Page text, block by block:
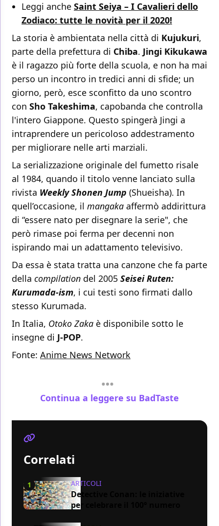
Leggi anche Saint Seiya – I Cavalieri dello
Zodiaco: tutte le novità per il 2020!
La storia è ambientata nella città di Kujukuri,
parte della prefettura di Chiba. Jingi Kikukawa
è il ragazzo più forte della scuola, e non ha mai
perso un incontro in tredici anni di sfide; un
giorno, però, esce sconfitto da uno scontro
con Sho Takeshima, capobanda che controlla
l'intero Giappone. Questo spingerà Jingi a
intraprendere un pericoloso addestramento
per migliorare nelle arti marziali.
La serializzazione originale del fumetto risale
al 1984, quando il titolo venne lanciato sulla
rivista Weekly Shonen Jump (Shueisha). In
quell’occasione, il mangaka affermò addirittura
di “essere nato per disegnare la serie", che
però rimase poi ferma per decenni non
ispirando mai un adattamento televisivo.
Da essa è stata tratta una canzone che fa parte
della compilation del 2005 Seisei Ruten:
Kurumada-ism, i cui testi sono firmati dallo
stesso Kurumada.
In Italia, Otoko Zaka è disponibile sotto le
insegne di J-POP.
Fonte: Anime News Network
Continua a leggere su BadTaste
Correlati
1 ARTICOLI
Detective Conan: le iniziative
per celebrare il 100° numero